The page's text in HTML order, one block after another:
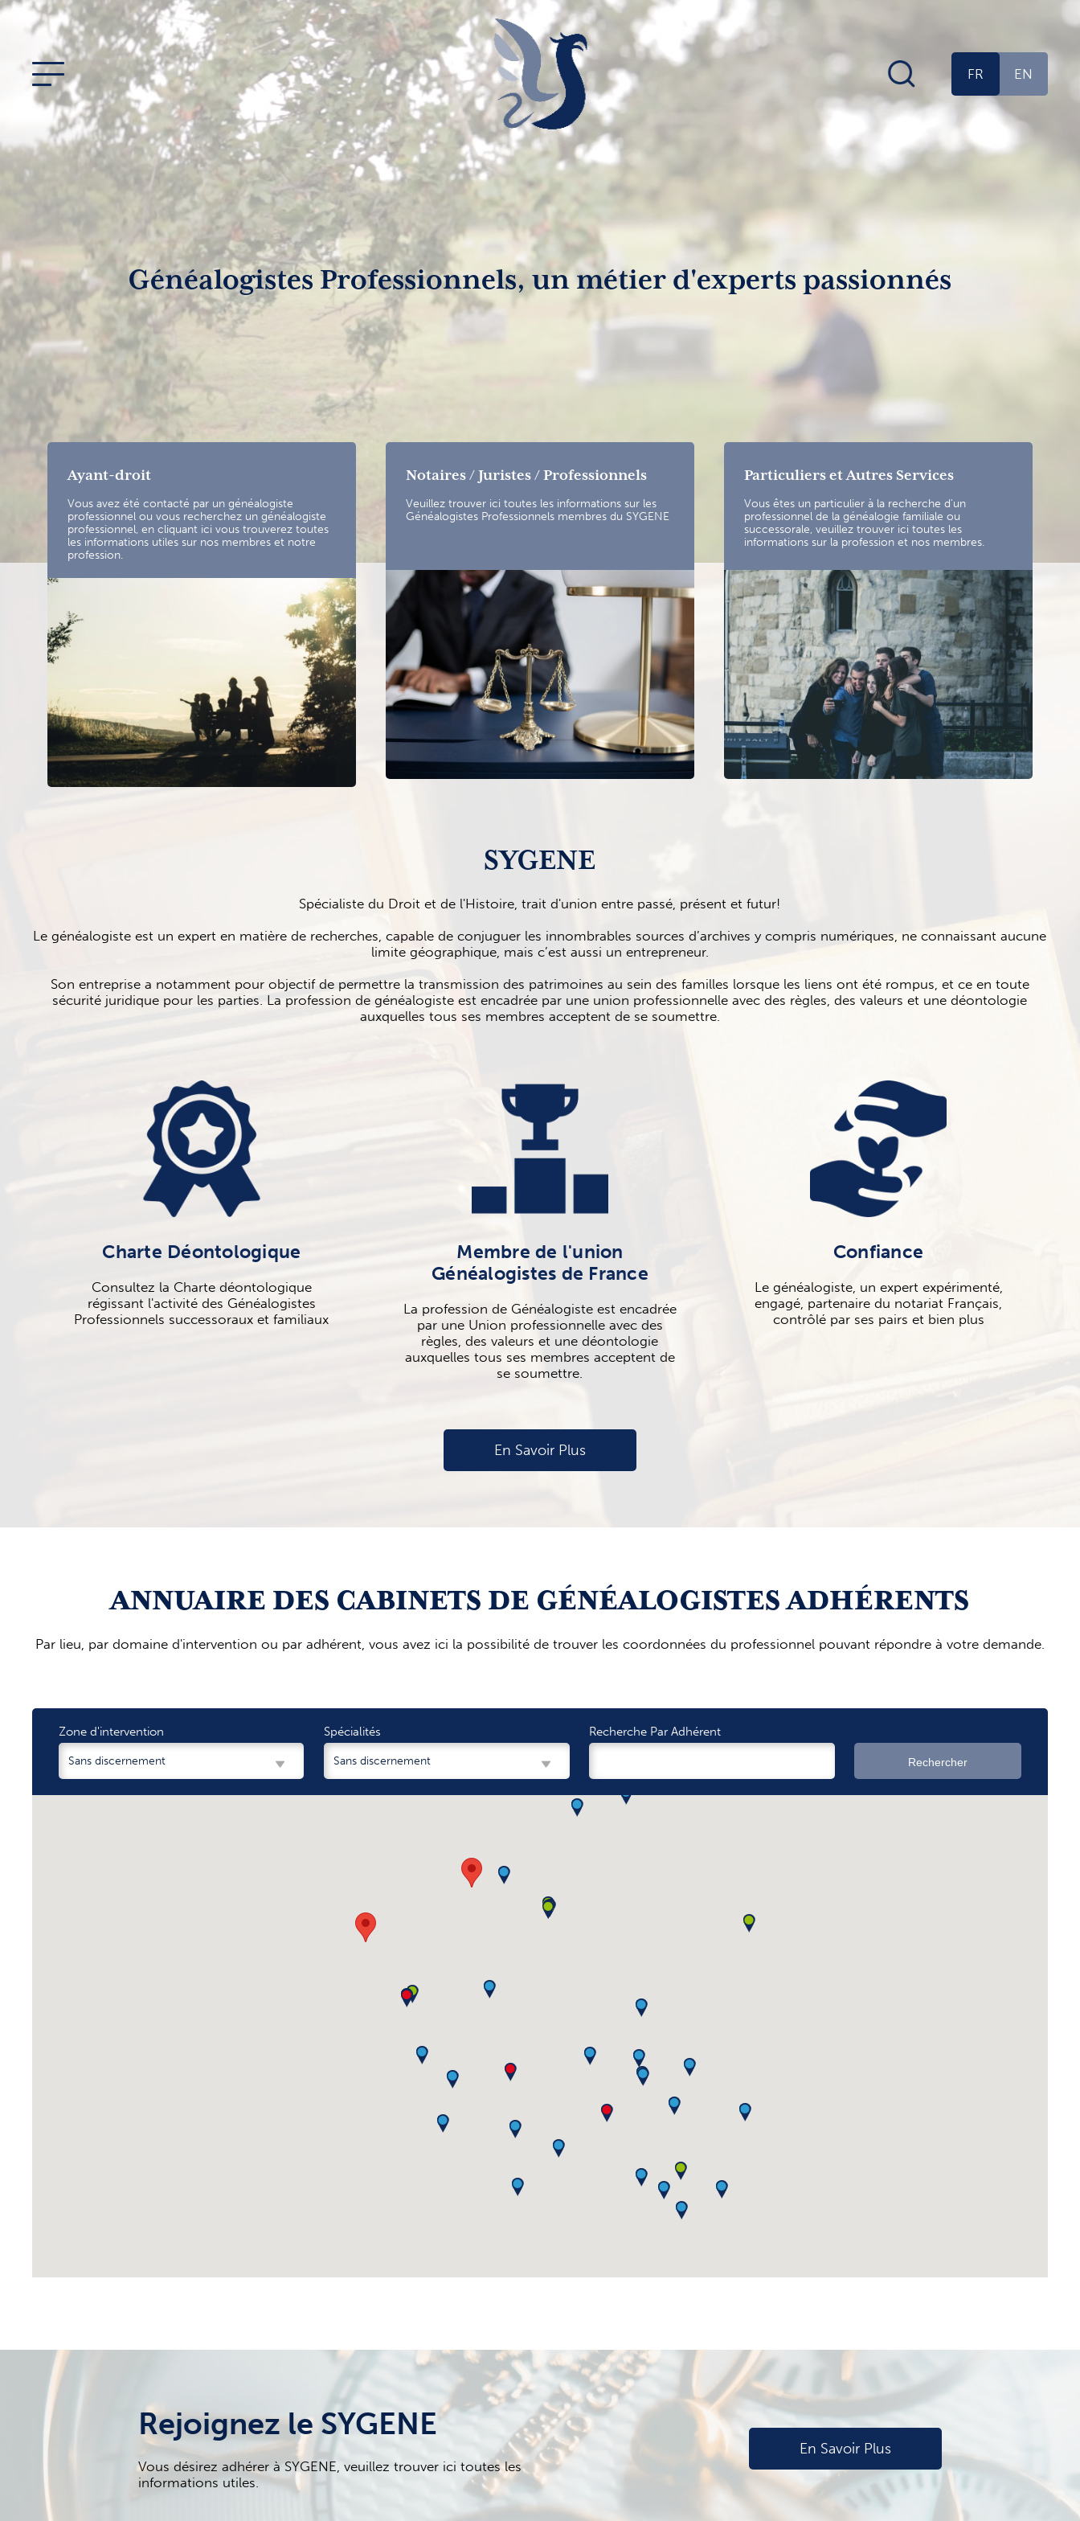
EN
FR
Généalogistes Professionnels, un métier d'experts passionnés
Ayant-droit
Vous avez été contacté par un généalogiste
professionnel ou vous recherchez un généalogiste
professionnel, en cliquant ici vous trouverez toutes
les informations utiles sur nos membres et notre
profession.
Notaires / Juristes / Professionnels
Veuillez trouver ici toutes les informations sur les
Généalogistes Professionnels membres du SYGENE
Particuliers et Autres Services
Vous êtes un particulier à la recherche d'un
professionnel de la généalogie familiale ou
successorale, veuillez trouver ici toutes les
informations sur la profession et nos membres.
SYGENE
Spécialiste du Droit et de l'Histoire, trait d'union entre passé, présent et futur!
Le généalogiste est un expert en matière de recherches, capable de conjuguer les innombrables sources d’archives y compris numériques, ne connaissant aucune
limite géographique, mais c’est aussi un entrepreneur.
Son entreprise a notamment pour objectif de permettre la transmission des patrimoines au sein des familles lorsque les liens ont été rompus, et ce en toute
sécurité juridique pour les parties. La profession de généalogiste est encadrée par une union professionnelle avec des règles, des valeurs et une déontologie
auxquelles tous ses membres acceptent de se soumettre.
Charte Déontologique
Consultez la Charte déontologique
régissant l'activité des Généalogistes
Professionnels successoraux et familiaux
Membre de l'union
Généalogistes de France
La profession de Généalogiste est encadrée
par une Union professionnelle avec des
règles, des valeurs et une déontologie
auxquelles tous ses membres acceptent de
se soumettre.
Confiance
Le généalogiste, un expert expérimenté,
engagé, partenaire du notariat Français,
contrôlé par ses pairs et bien plus
En Savoir Plus
ANNUAIRE DES CABINETS DE GÉNÉALOGISTES ADHÉRENTS
Par lieu, par domaine d'intervention ou par adhérent, vous avez ici la possibilité de trouver les coordonnées du professionnel pouvant répondre à votre demande.
Zone d'intervention Spécialités Recherche Par Adhérent
Rechercher
Rejoignez le SYGENE
Vous désirez adhérer à SYGENE, veuillez trouver ici toutes les
informations utiles.
En Savoir Plus